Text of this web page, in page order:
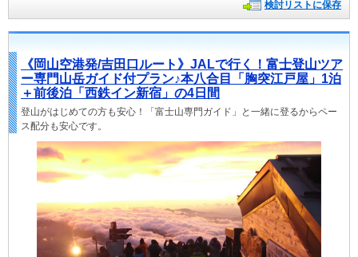
検討リストに保存
《岡山空港発/吉田口ルート》JALで行く！富士登山ツア
ー専門山岳ガイド付プラン♪本八合目「胸突江戸屋」1泊
＋前後泊「西鉄イン新宿」の4日間
登山がはじめての方も安心！「富士山専門ガイド」と一緒に登るからペー
ス配分も安心です。